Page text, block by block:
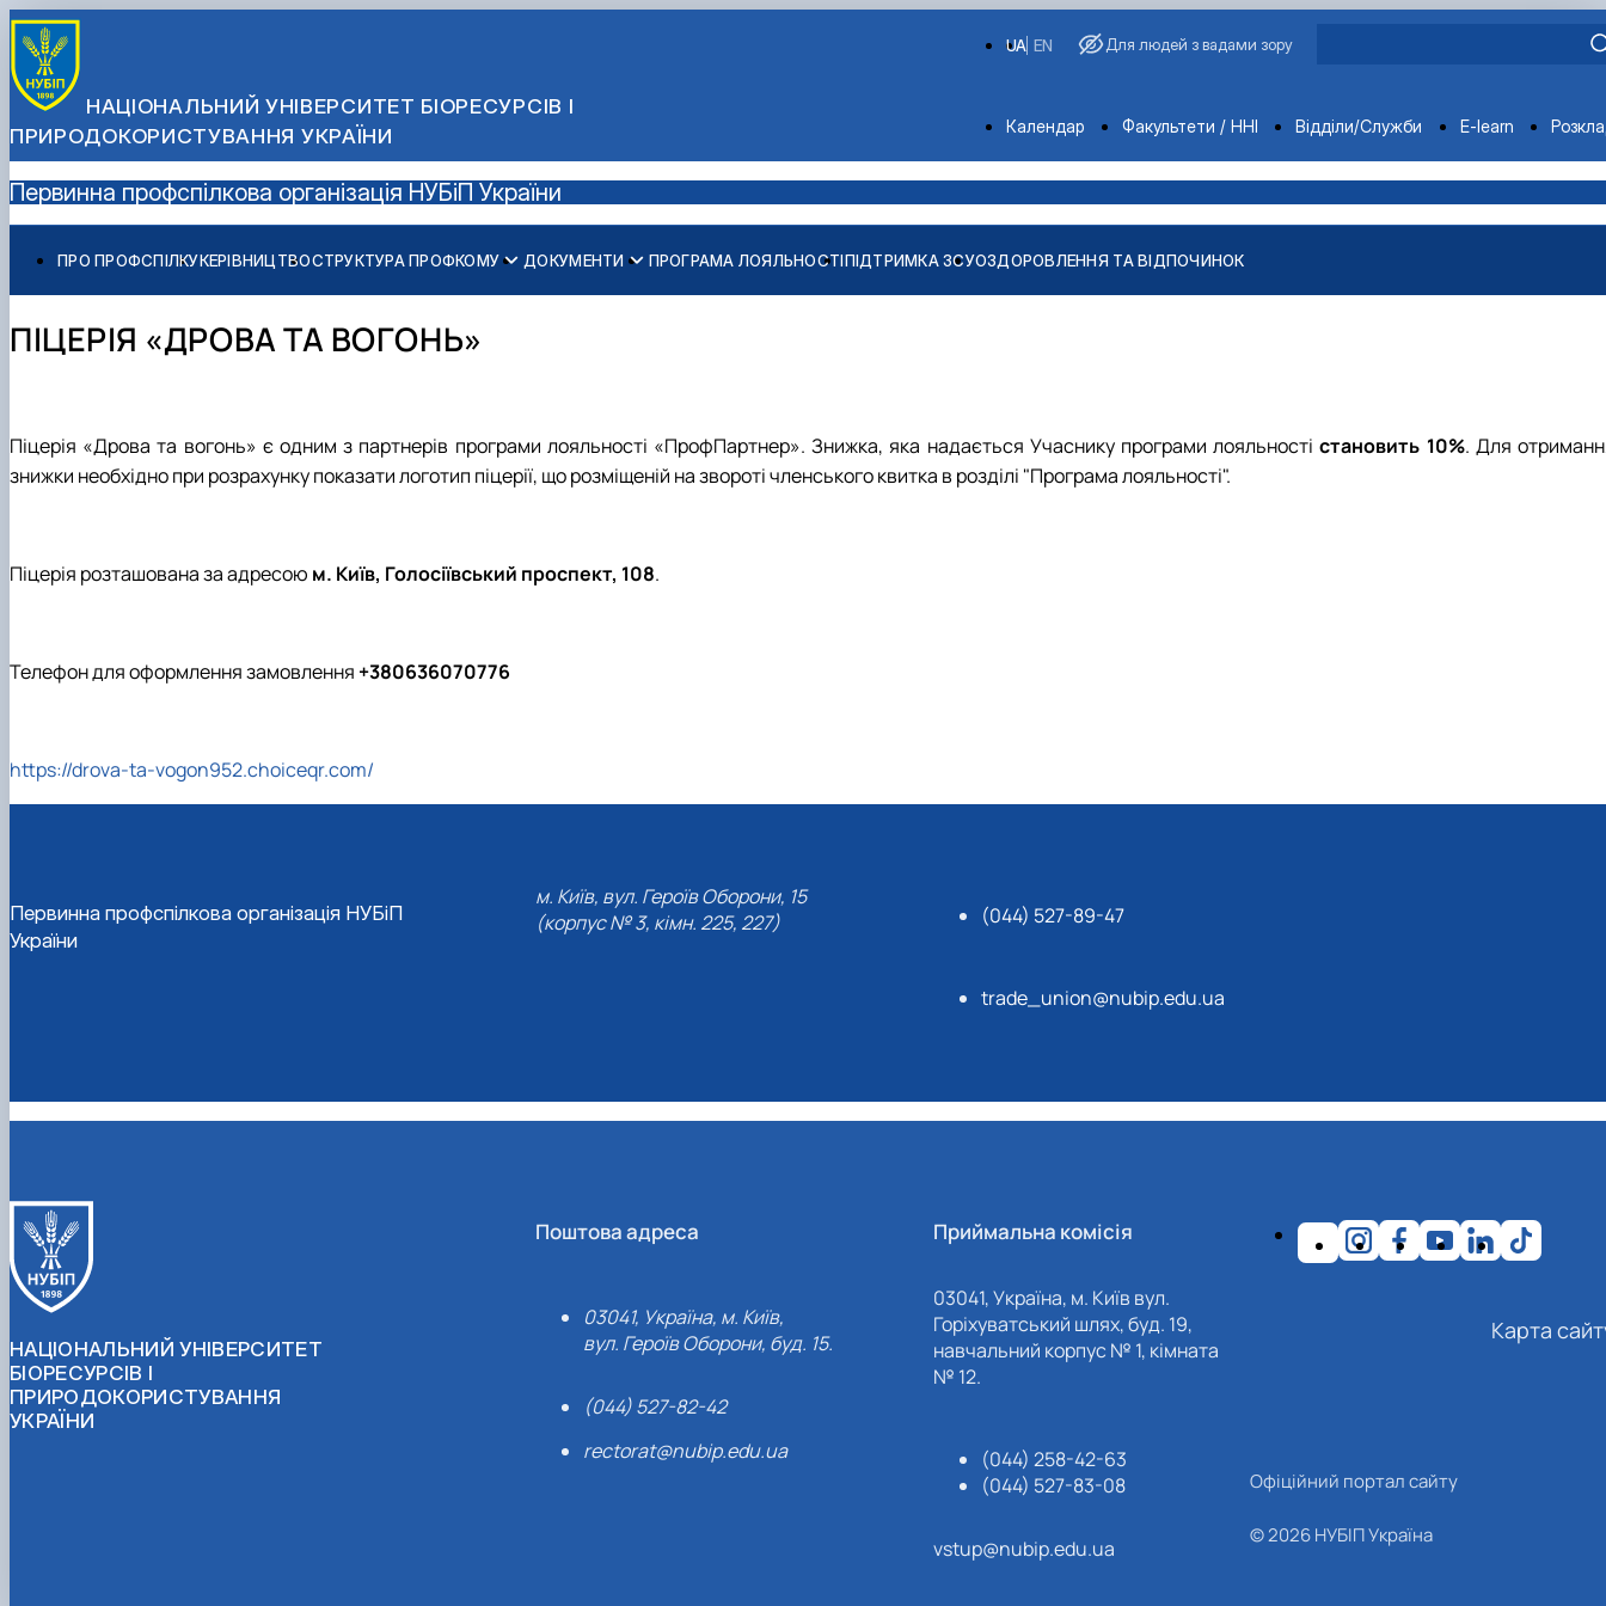
НАЦІОНАЛЬНИЙ УНІВЕРСИТЕТ БІОРЕСУРСІВ І
ПРИРОДОКОРИСТУВАННЯ УКРАЇНИ
EN
UA Для людей з вадами зору
Departments
Календар Факультети / ННІ Відділи/Служби E-learn
Первинна профспілкова організація НУБіП України
ПРО ПРОФСПІЛКУКЕРІВНИЦТВОСТРУКТУРА ПРОФКОМУ
Склад профкому
ДОКУМЕНТИ
Колективний договір
Заява на вступ до членів профспілки
ПРОГРАМА ЛОЯЛЬНОСТІПІДТРИМКА ЗСУОЗДОРОВЛЕННЯ ТА ВІДПОЧИНОК
ПІЦЕРІЯ «ДРОВА ТА ВОГОНЬ»
Піцерія «Дрова та вогонь» є одним з партнерів програми лояльності «ПрофПартнер». Знижка, яка надається Учаснику програми лояльностістановить 10%. Для
знижки необхідно при розрахунку показати логотип піцерії, що розміщеній на звороті членського квитка в розділі "Програма лояльності".
Піцерія розташована за адресою м. Київ, Голосіївський проспект, 108.
Телефон для оформлення замовлення +380636070776
https://drova-ta-vogon952.choiceqr.com/
Первинна профспілкова організація НУБіП
України
м. Київ, вул. Героїв Оборони, 15
(корпус № 3, кімн. 225, 227)
(044) 527-89-47
trade_union@nubip.edu.ua
НАЦІОНАЛЬНИЙ УНІВЕРСИТЕТ
БІОРЕСУРСІВ І
ПРИРОДОКОРИСТУВАННЯ
УКРАЇНИ
Поштова адреса
03041, Україна, м. Київ,
вул. Героїв Оборони, буд. 15.
(044) 527-82-42
rectorat@nubip.edu.ua
Приймальна комісія
03041, Україна, м. Київ вул.
Горіхуватський шлях, буд. 19,
навчальний корпус № 1, кімната
№ 12.
(044) 258-42-63
(044) 527-83-08
vstup@nubip.edu.ua
Карта
Офіційний портал сайту
© 2026 НУБІП Україна